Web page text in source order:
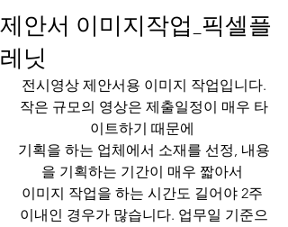
제안서 이미지작업_픽셀플
레닛
전시영상 제안서용 이미지 작업입니다.
작은 규모의 영상은 제출일정이 매우 타
이트하기 때문에
기획을 하는 업체에서 소재를 선정, 내용
을 기획하는 기간이 매우 짧아서
이미지 작업을 하는 시간도 길어야 2주
이내인 경우가 많습니다. 업무일 기준으